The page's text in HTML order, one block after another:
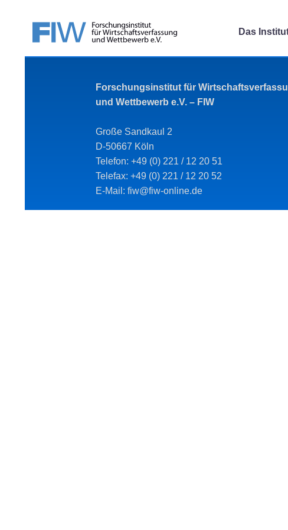
Das
Forschungsinstitut für
und Wettbewerb e.V. – FIW
Große Sandkaul 2
D-50667 Köln
Telefon: +49 (0) 221 / 12 20 51
Telefax: +49 (0) 221 / 12 20 52
E-Mail: fiw@fiw-online.de